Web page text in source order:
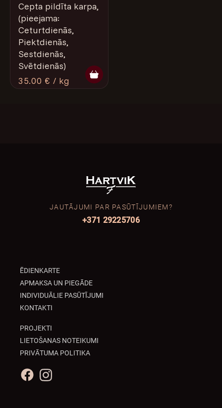
Cepta pildīta karpa,
(pieejama:
Ceturtdienās,
Piektdienās,
Sestdienās,
Svētdienās)
35.00 € / kg
JAUTĀJUMI PAR PASŪTĪJUMIEM?
+371 29225706
ĒDIENKARTE
APMAKSA UN PIEGĀDE
INDIVIDUĀLIE PASŪTĪJUMI
KONTAKTI
PROJEKTI
LIETOŠANAS NOTEIKUMI
PRIVĀTUMA POLITIKA